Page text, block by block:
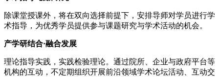
除课堂授课外，将在双向选择前提下，安排导师对学员进行学
术指导，为优秀学员提供参与课题研究与学术活动的机会。
产学研结合·融合发展
理论指导实践，实践检验理论。通过院所、企业与政府平台等
机构的互动，不定期组织开展前沿领域学术论坛活动、互动交